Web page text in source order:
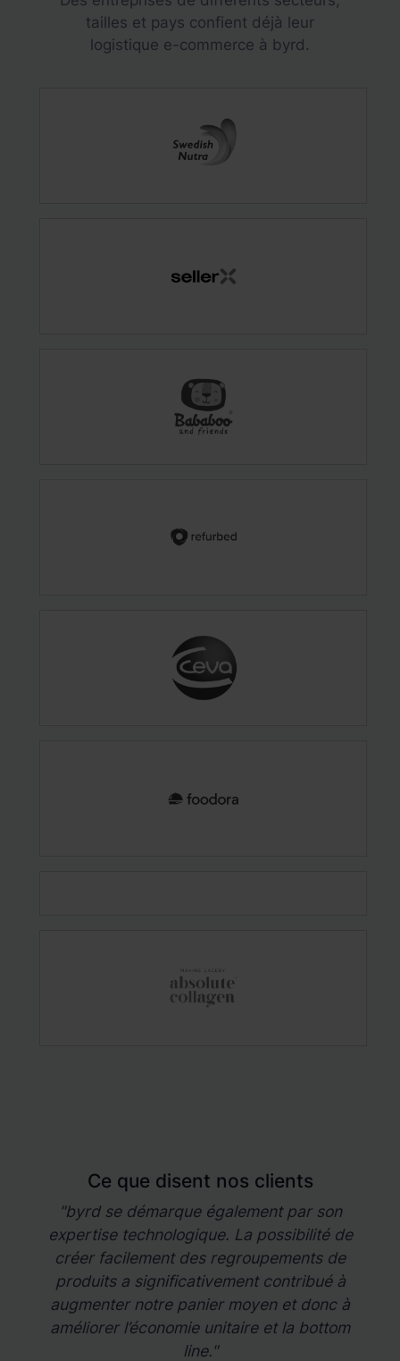
tailles et pays confient déjà leur
logistique e-commerce à byrd.
Ce que disent nos clients
"byrd se démarque également par son
expertise technologique. La possibilité de
créer facilement des regroupements de
produits a significativement contribué à
augmenter notre panier moyen et donc à
améliorer l’économie unitaire et la bottom
line."